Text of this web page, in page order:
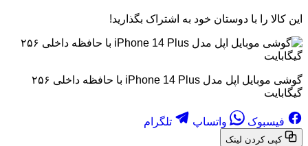
این کالا را با دوستان خود به اشتراک بگذارید!
گوشی موبایل اپل مدل iPhone 14 Plus با حافظه داخلی ۲۵۶
گیگابایت
فیسبوک واتساپ تلگرام
کپی کردن لینک